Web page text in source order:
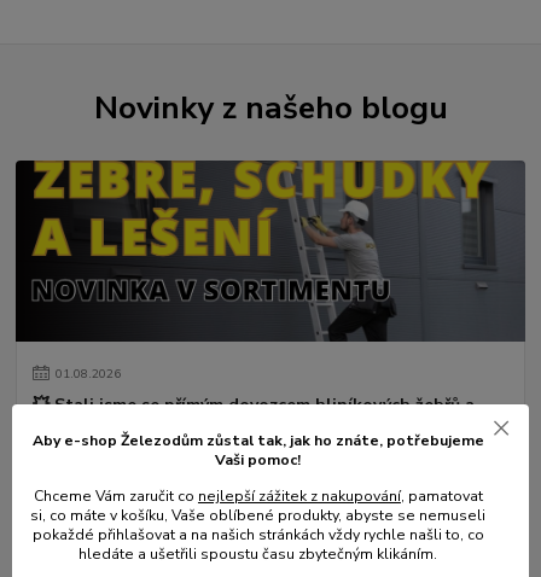
Novinky z našeho blogu
01.08.2026
💥 Stali jsme se přímým dovozcem hliníkových žebřů a
Aby e-shop Železodům zůstal tak, jak ho znáte, potřebujeme
Vaši pomoc!
Chceme Vám zaručit co nejlepší zážitek z nakupování, pamatovat
si, co máte v košíku, Vaše oblíbené produkty, abyste se nemuseli
pokaždé přihlašovat a na našich stránkách vždy rychle našli to, co
hledáte a ušetřili spoustu času zbytečným klikáním.